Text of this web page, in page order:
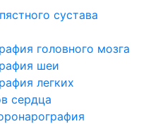
сустава
головного мозга
шеи
легких
сердца